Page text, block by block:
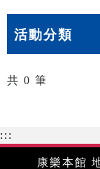
活動分類
共 0 筆
:::
康樂本館